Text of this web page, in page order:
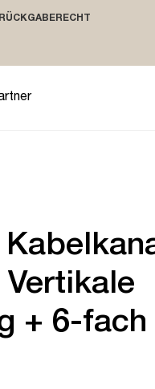
+ 6-fach